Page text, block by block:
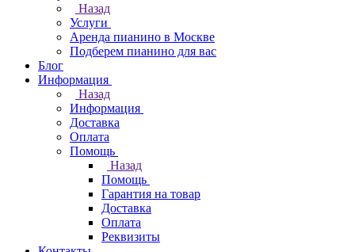
Назад
Услуги
Аренда пианино в Москве
Подберем пианино для вас
Блог
Информация
Назад
Информация
Доставка
Оплата
Помощь
Назад
Помощь
Гарантия на товар
Доставка
Оплата
Реквизиты